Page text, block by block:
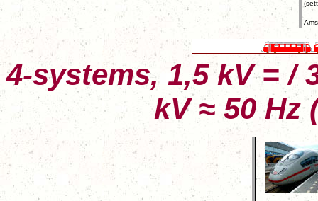
4-systems, 1,5 kV = /
kV ≈50 Hz